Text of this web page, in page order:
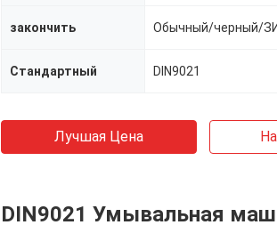
закончить Обычный/черный/
Стандартный DIN9021
Лучшая Цена
DIN9021 Умывальная